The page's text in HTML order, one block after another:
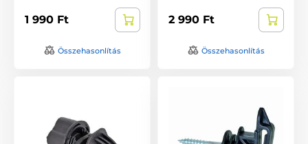
1 990 Ft
Összehasonlítás
2 990 Ft
Összehasonlítás